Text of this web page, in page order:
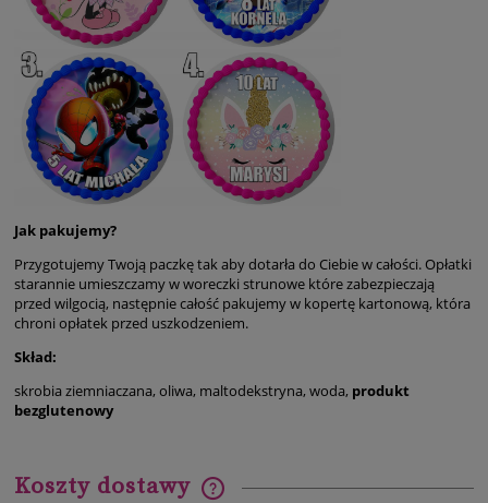
Jak pakujemy?
Przygotujemy Twoją paczkę tak aby dotarła do Ciebie w całości. Opłatki
starannie umieszczamy w woreczki strunowe które zabezpieczają
przed wilgocią, następnie całość pakujemy w kopertę kartonową, która
chroni opłatek przed uszkodzeniem.
Skład:
skrobia ziemniaczana, oliwa, maltodekstryna, woda, produkt
bezglutenowy
Koszty dostawy